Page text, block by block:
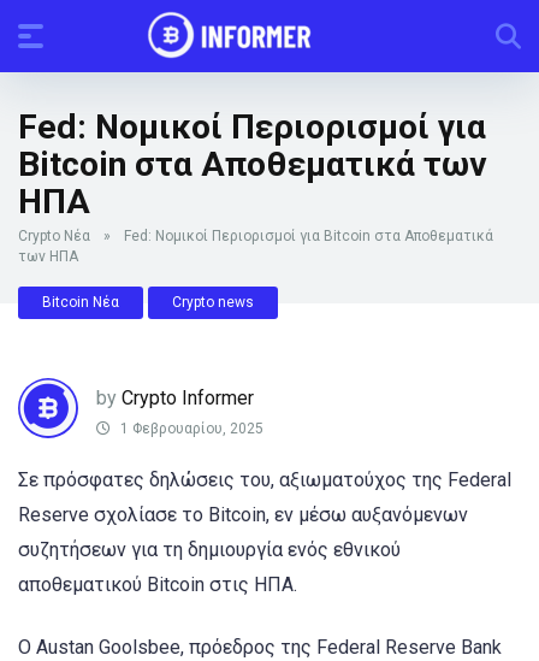
Fed: Νομικοί Περιορισμοί για
Bitcoin στα Αποθεματικά των
ΗΠΑ
Crypto Νέα »
Fed: Νομικοί Περιορισμοί για Bitcoin στα Αποθεματικά
των ΗΠΑ
Bitcoin Νέα Crypto news
by Crypto Informer
1 Φεβρουαρίου, 2025
Σε πρόσφατες δηλώσεις του, αξιωματούχος της Federal
Reserve σχολίασε το Bitcoin, εν μέσω αυξανόμενων
συζητήσεων για τη δημιουργία ενός εθνικού
αποθεματικού Bitcoin στις ΗΠΑ.
Ο Austan Goolsbee, πρόεδρος της Federal Reserve Bank